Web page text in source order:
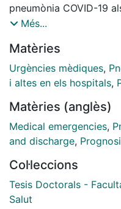
pneumònia COVID-19
hospitalaris permetrà
sanitaris.
OBJECTIUS:
directe des dels serveis
pacients amb
2. Analitzar las
hospitalaris.
3. Determinar si
funció dels dispositius
Més...
Matèries
Urgències mèdiques,
i altes en els hospitals,
Matèries (anglès)
Medical emergencies,
and discharge,
Col·leccions
Tesis Doctorals -
Salut